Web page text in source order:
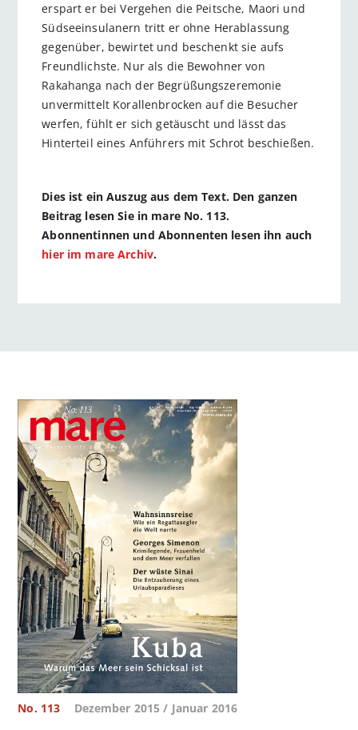
erspart er bei Vergehen die Peitsche, Maori und
Südseeinsulanern tritt er ohne Herablassung
gegenüber, bewirtet und beschenkt sie aufs
Freundlichste. Nur als die Bewohner von
Rakahanga nach der Begrüßungszeremonie
unvermittelt Korallenbrocken auf die Besucher
werfen, fühlt er sich getäuscht und lässt das
Hinterteil eines Anführers mit Schrot beschießen.
Dies ist ein Auszug aus dem Text. Den ganzen
Beitrag lesen Sie in mare No. 113.
Abonnentinnen und Abonnenten lesen ihn auch
hier im mare Archiv.
No. 113 Dezember 2015 / Januar 2016